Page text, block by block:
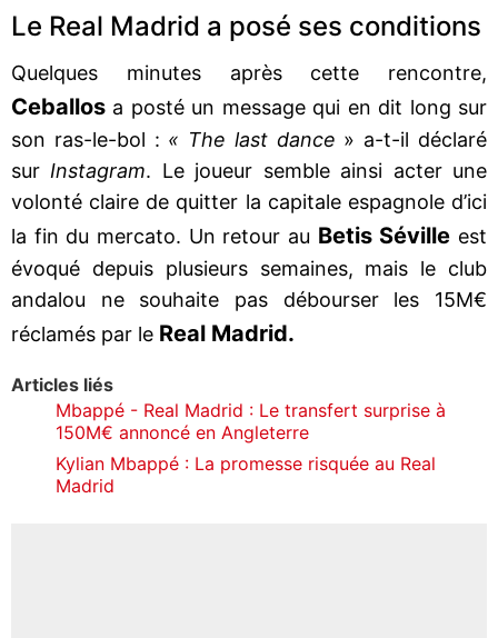
Le Real Madrid a posé ses conditions
Quelques minutes après cette rencontre,
Ceballos a posté un message qui en dit long sur
son ras-le-bol : « The last dance » a-t-il déclaré
sur Instagram. Le joueur semble ainsi acter une
volonté claire de quitter la capitale espagnole d’ici
la fin du mercato. Un retour au Betis Séville est
évoqué depuis plusieurs semaines, mais le club
andalou ne souhaite pas débourser les 15M€
réclamés par le Real Madrid.
Articles liés
Mbappé - Real Madrid : Le transfert surprise à
150M€ annoncé en Angleterre
Kylian Mbappé : La promesse risquée au Real
Madrid